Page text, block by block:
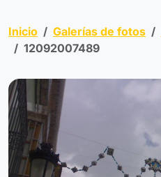
Inicio Galerías de fotos
12092007489